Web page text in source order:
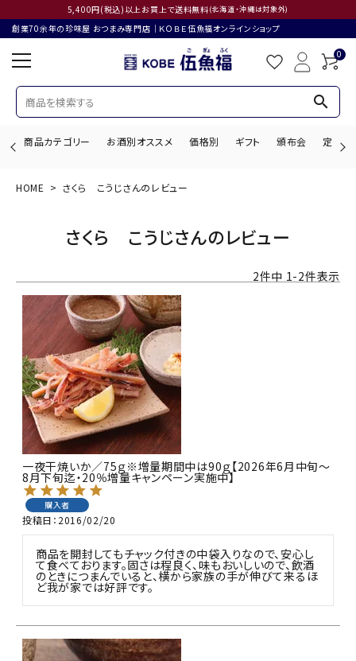
5,400円(税込)以上お買上で送料無料(北海道・沖縄は対象外)
創業70余年の珍味屋 おつまみ専門店│ＫＯＢＥ伍魚福オンラインショップ
0
search
商品カテゴリー お酒別オススメ 価格別 ギフト 頒布会 定期購
ログイン 会員登録
商品カテゴリー
お酒別オススメ
価格別
お問い合わせ
ご利用ガイド
直営店
HOME さくら こうじさんのレビュー
さくら こうじさんのレビュー
2件中 1-2件表示
一夜干焼いか／75ｇ※増量期間中は90ｇ【2026年6月中旬～
8月下旬迄・20％増量キャンペーン実施中】
購入者
投稿日 2016/02/20
商品を開封してもチャック付きの中袋入りなので、安心し
て食べております。固さは程良く、味もおいしいので、飲酒
のときにつまんでいると、横から家族の手が伸びて来るほ
ど我が家では好評です。